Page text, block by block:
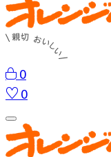
0
0